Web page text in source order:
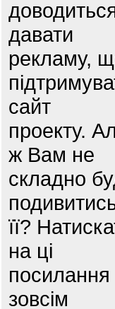
давати
рекламу,
сайт
проекту.
ж Вам не
складно
її?
на ці
посилання
зовсім